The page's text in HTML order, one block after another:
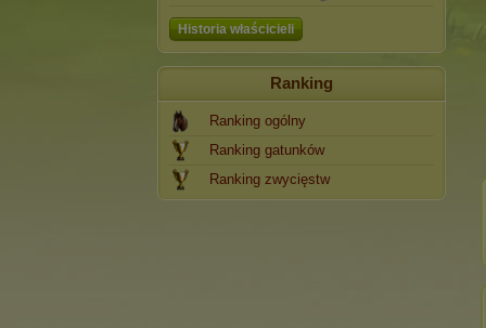
Historia właścicieli
Ranking
Ranking ogólny
Ranking gatunków
Ranking zwycięstw